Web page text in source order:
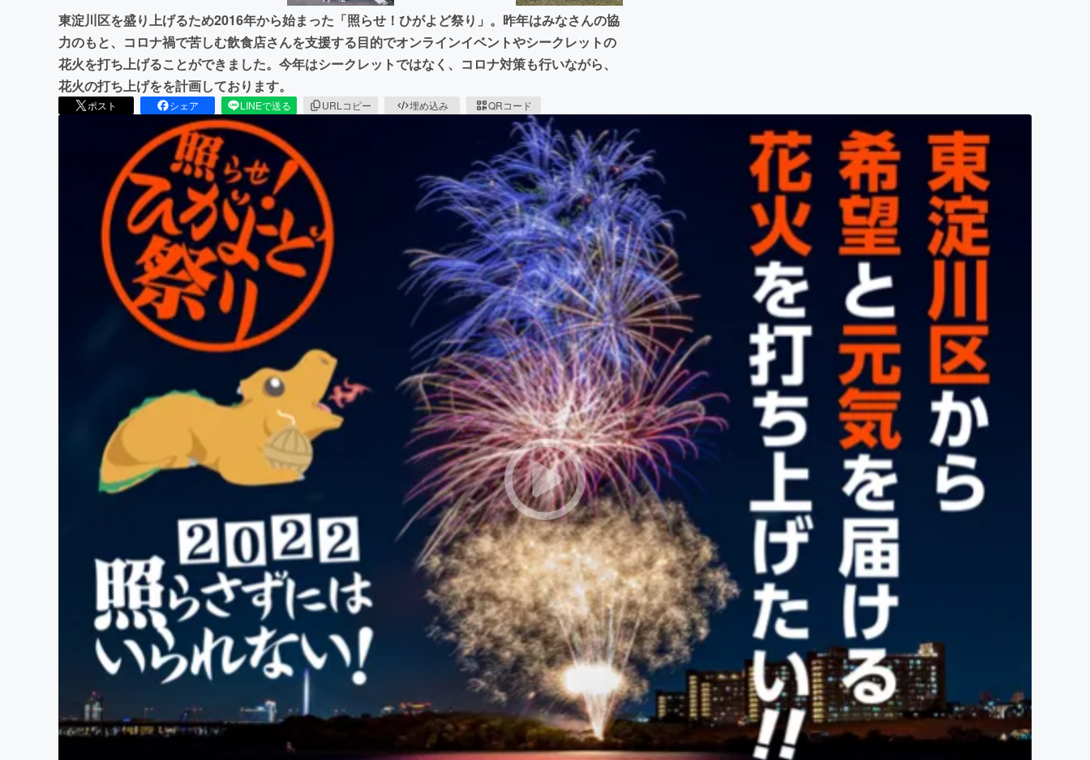
東淀川区を盛り上げるため2016年から始まった「照らせ！ひがよど祭り」。昨年はみなさんの協
力のもと、コロナ禍で苦しむ飲食店さんを支援する目的でオンラインイベントやシークレットの
花火を打ち上げることができました。今年はシークレットではなく、コロナ対策も行いながら、
花火の打ち上げをを計画しております。
ポスト シェア LINEで送る URLコピー 埋め込み QRコード